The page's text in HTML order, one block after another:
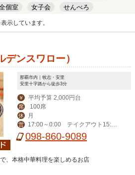
個室 女子会
せんべろ
デート
示しています。
ンスワロー）
那覇市内｜牧志・安里
安里十字路から徒歩3分
￥ 平均予算 2,000円台
席 100席
休 月
営
17:00～0:00 テイクアウト15:00
-20:00098-860-9089
、本格中華料理を楽しめるお店